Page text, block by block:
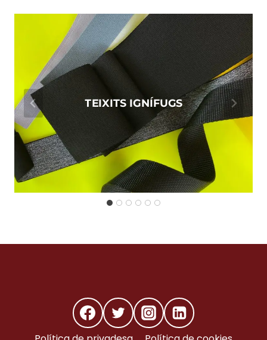
TEIXITS IGNÍFUGS